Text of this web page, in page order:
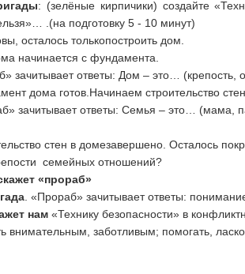
: (зелёные кирпичики) создайте
.(на подготовку 5 - 10 минут)
осталось толькопостроить дом.
начинается с фундамента.
зачитывает ответы: Дом – это… (крепость,
дома готов.Начинаем строительство
зачитывает ответы: Семья – это… (мама,
стен в домезавершено. Осталось
семейных отношений?
«прораб»
. «Прораб» зачитывает ответы:
нам «Технику безопасности» в
внимательным, заботливым; помогать,